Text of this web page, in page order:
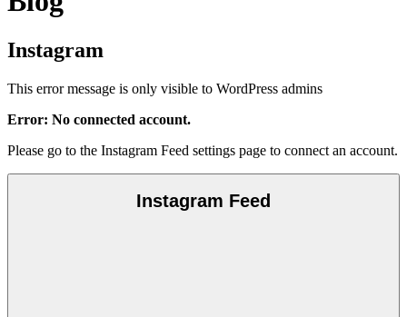
Instagram
This error message is only visible to WordPress admins
Error: No connected account.
Please go to the Instagram Feed settings page to connect an account.
Instagram Feed